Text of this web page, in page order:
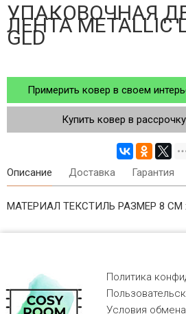
УПАКОВОЧНАЯ
ЛЕНТА METALLIC
GLD
Примерить ковер в своем
Купить ковер в рассрочку
Описание Доставка Гарантия
МАТЕРИАЛ ТЕКСТИЛЬ РАЗМЕР 8 СМ
Политика
Условия